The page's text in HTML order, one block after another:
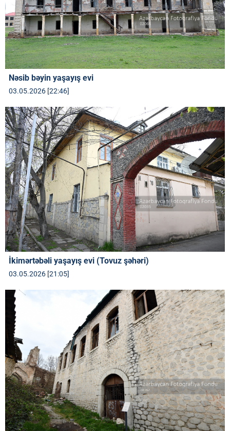
Nəsib bəyin yaşayış evi
03.05.2026 [22:46]
İkimərtəbəli yaşayış evi (Tovuz şəhəri)
03.05.2026 [21:05]